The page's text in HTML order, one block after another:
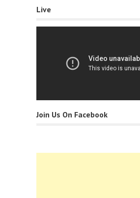
Live
Join Us On Facebook